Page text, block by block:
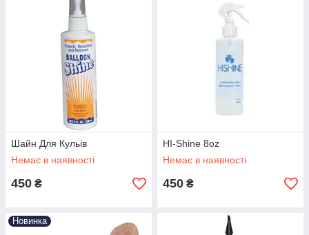
Шайн Для Кульів
Немає в наявності
450 ₴
HI-Shine 8oz
Немає в наявності
450 ₴
Новинка